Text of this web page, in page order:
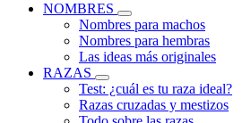
NOMBRES
Nombres para machos
Nombres para hembras
Las ideas más originales
RAZAS
Test: ¿cuál es tu raza ideal?
Razas cruzadas y mestizos